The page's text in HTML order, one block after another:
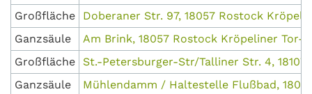
Großfläche
Doberaner Str. 97, 18057 Rostock
Ganzsäule
Am Brink, 18057 Rostock Kröpeliner Tor-
Großfläche
St.-Petersburger-Str/Talliner Str. 4,
Ganzsäule
Mühlendamm / Haltestelle Flußbad,